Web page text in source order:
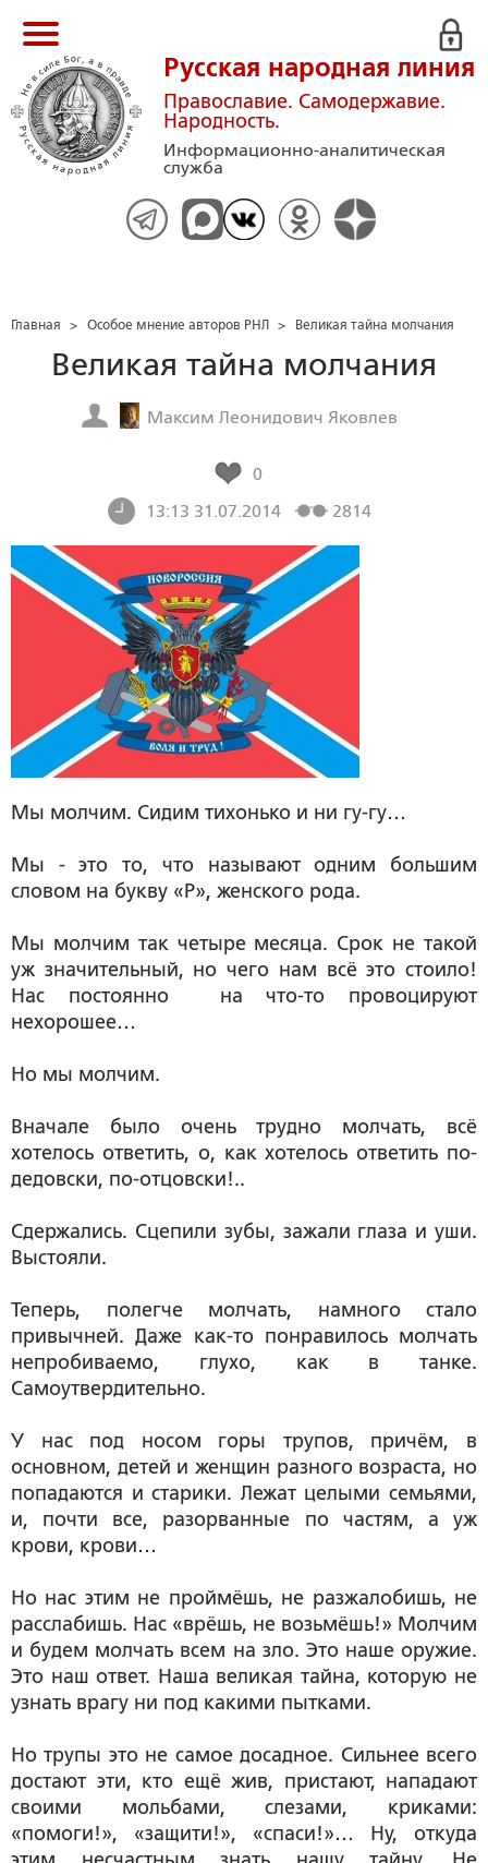
Русская народная линия
Православие. Самодержавие.
Народность.
Информационно-аналитическая
служба
Главная > Особое мнение авторов РНЛ > Великая тайна молчания
Великая тайна молчания
Максим Леонидович Яковлев
0
13:13 31.07.2014
2814
Мы молчим. Сидим тихонько и ни гу-гу…
Мы - это то, что называют одним большим
словом на букву «Р», женского рода.
Мы молчим так четыре месяца. Срок не такой
уж значительный, но чего нам всё это стоило!
Нас постоянно на что-то провоцируют
нехорошее…
Но мы молчим.
Вначале было очень трудно молчать, всё
хотелось ответить, о, как хотелось ответить по-
дедовски, по-отцовски!..
Сдержались. Сцепили зубы, зажали глаза и уши.
Выстояли.
Теперь, полегче молчать, намного стало
привычней. Даже как-то понравилось молчать
непробиваемо, глухо, как в танке.
Самоутвердительно.
У нас под носом горы трупов, причём, в
основном, детей и женщин разного возраста, но
попадаются и старики. Лежат целыми семьями,
и, почти все, разорванные по частям, а уж
крови, крови…
Но нас этим не проймёшь, не разжалобишь, не
расслабишь. Нас «врёшь, не возьмёшь!» Молчим
и будем молчать всем на зло. Это наше оружие.
Это наш ответ. Наша великая тайна, которую не
узнать врагу ни под какими пытками.
Но трупы это не самое досадное. Сильнее всего
достают эти, кто ещё жив, пристают, нападают
своими мольбами, слезами, криками:
«помоги!», «защити!», «спаси!»… Ну, откуда